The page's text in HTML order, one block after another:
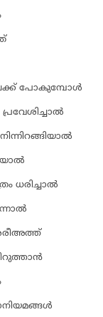
പോകുമ്പോള്‍
ധരിച്ചാല്‍